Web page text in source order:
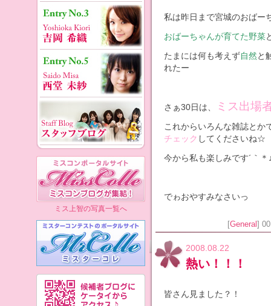
私は昨日まで宮城のおばー
おばーちゃんが育てた野菜
たまには何も考えず自然と
れたー
さぁ30日は、 ミス出場
これからいろんな雑誌とか
チェック してくださいね☆
今から私も楽しみです´｀＊
でゎおやすみなさいっ
[General]
2008.08.22
熱い！！！
皆さん見ました？！
ミス上智の写真一覧へ